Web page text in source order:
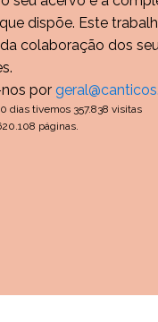
dispõe. Este
colaboração dos
por
dias tivemos 357.838 visitas
páginas.